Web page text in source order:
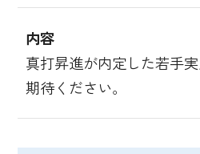
内容
真打昇進が内定した若手
期待ください。